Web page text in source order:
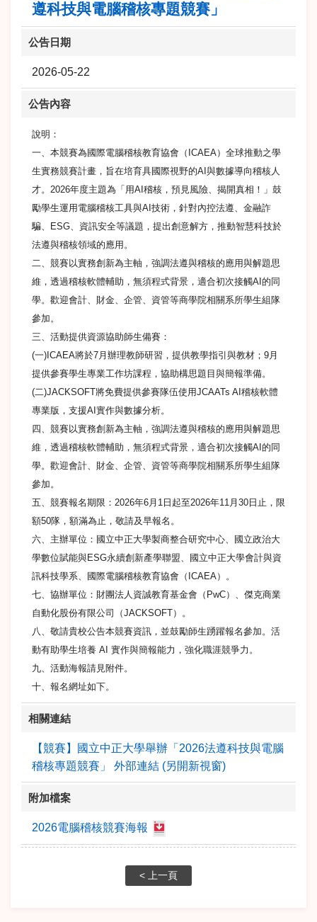
遵科技與電腦稽核專題競賽」
公告日期
2026-05-22
公告內容
說明：
一、本競賽為國際電腦稽核教育協會（ICAEA）全球推動之學
生實務競賽計畫，旨在培育具國際視野的AI與數據導向稽核人
才。2026年度主題為「用AI稽核，預見風險、揭開真相！」鼓
勵學生運用電腦稽核工具與AI技術，針對內控法遵、金融詐
騙、ESG、資訊安全等議題，提出創意解方，推動智慧科技於
法遵與稽核領域的應用。
二、競賽以實務創新為主軸，強調法遵與稽核的應用與解題思
維，透過稽核軟體輔助，無須程式背景，適合初次接觸AI的同
學。歡迎會計、財金、企管、資管等商學院相關系所學生組隊
參加。
三、活動提供資源協助師生備賽：
(一)ICAEA將於7月辦理教師研習，提供教學指引與教材；9月
提供參賽學生專業工作坊課程，協助構思題目與簡報準備。
(二)JACKSOFT將免費提供參賽隊伍使用JCAATs AI稽核軟體
專業版，支援AI實作與數據分析。
四、競賽以實務創新為主軸，強調法遵與稽核的應用與解題思
維，透過稽核軟體輔助，無須程式背景，適合初次接觸AI的同
學。歡迎會計、財金、企管、資管等商學院相關系所學生組隊
參加。
五、競賽報名期限：2026年6月1日起至2026年11月30日止，限
額50隊，額滿為止，敬請及早報名。
六、主辦單位：國立中正大學製商整合研究中心、國立政治大
學數位賦能與ESG永續創新產學聯盟、國立中正大學會計與資
訊科技學系、國際電腦稽核教育協會（ICAEA）。
七、協辦單位：財團法人資誠教育基金會（PwC）、傑克商業
自動化股份有限公司（JACKSOFT）。
八、敬請貴校公告本競賽資訊，並鼓勵師生踴躍報名參加。活
動有助學生培養 AI 實作與簡報能力，強化職涯競爭力。
九、活動海報請見附件。
十、報名網址如下。
相關連結
【競賽】國立中正大學舉辦「2026法遵科技與電腦
稽核專題競賽」 外部連結 (另開新視窗)
附加檔案
2026電腦稽核競賽海報
< 上一頁